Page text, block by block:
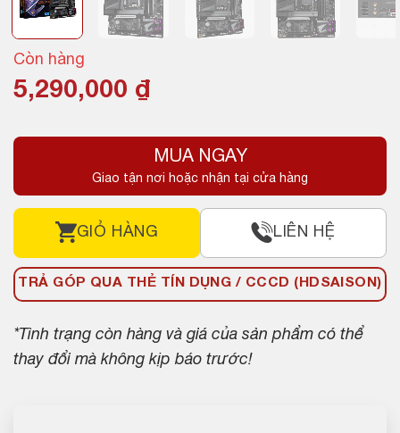
Còn hàng
5,290,000 ₫
MUA NGAY
Giao tận nơi hoặc nhận tại cửa hàng
GIỎ HÀNG LIÊN HỆ
TRẢ GÓP QUA THẺ TÍN DỤNG / CCCD (HDSAISON)
*Tình trạng còn hàng và giá của sản phẩm có thể
thay đổi mà không kịp báo trước!